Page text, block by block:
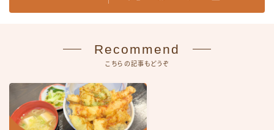
Recommend
こちらの記事もどうぞ